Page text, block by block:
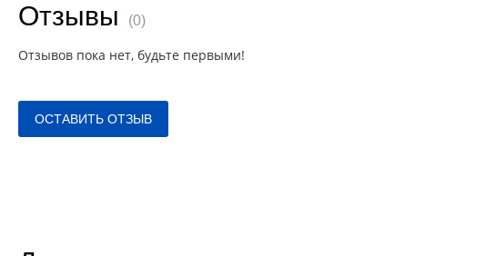
Отзывы (0)
Отзывов пока нет, будьте первыми!
ОСТАВИТЬ ОТЗЫВ